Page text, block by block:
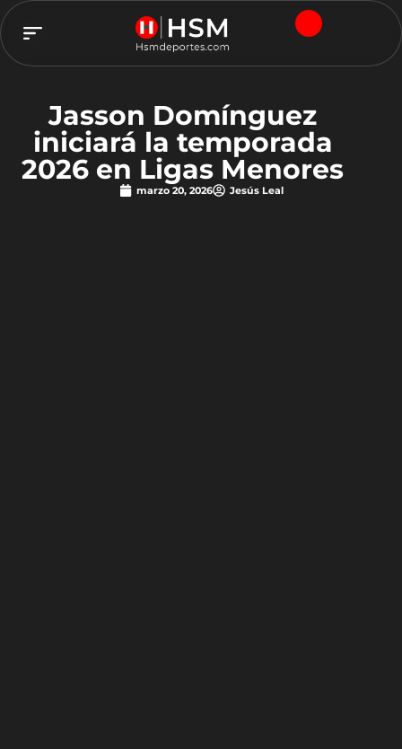
Jasson Domínguez
iniciará la temporada
2026 en Ligas Menores
marzo 20, 2026 Jesús Leal